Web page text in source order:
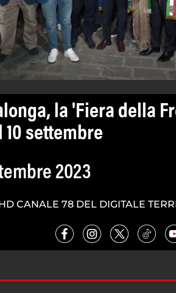
la 'Fiera della
10 settembre
2023
CANALE 78 DEL DIGITALE